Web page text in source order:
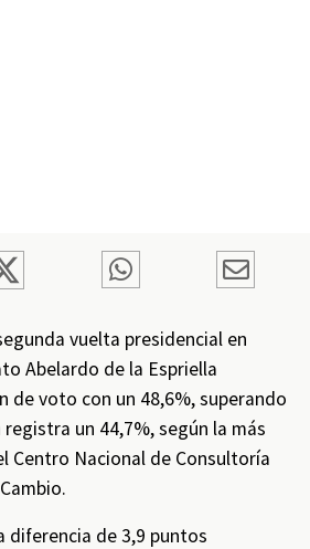
vuelta presidencial en
Abelardo de la Espriella
de voto con un 48,6%, superando
registra un 44,7%, según la más
Centro Nacional de Consultoría
diferencia de 3,9 puntos